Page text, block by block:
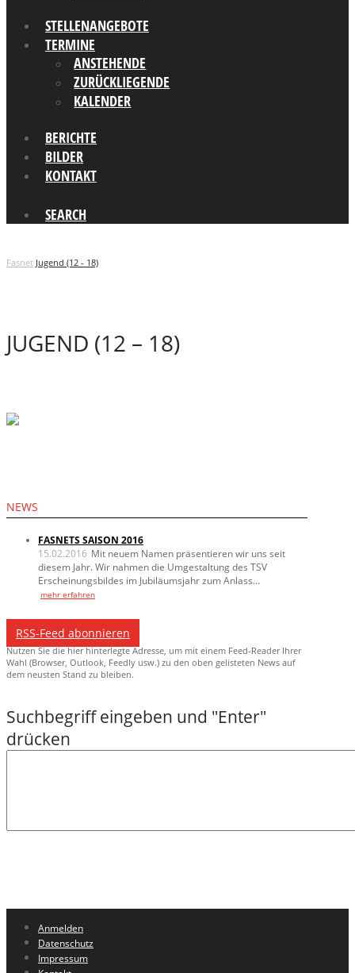
STELLENANGEBOTE
TERMINE
ANSTEHENDE
ZURÜCKLIEGENDE
KALENDER
BERICHTE
BILDER
KONTAKT
SEARCH
Fasnet Jugend (12 - 18)
JUGEND (12 – 18)
NEWS
FASNETS SAISON 2016
15.02.2016 Mit neuem Namen präsentieren wir uns seit
diesem Jahr. Wir nahmen die Umgestaltung des TSV
Erscheinungsbildes im Jubiläumsjahr zum Anlass…
mehr erfahren
RSS-Feed abonnieren
Nutzen Sie die hier hinterlegte Adresse, um mit einem Feed-Reader Ihrer
Wahl (Browser, Outlook, Feedly usw.) zu den oben gelisteten News auf
dem neusten Stand zu bleiben.
Anmelden
Datenschutz
Impressum